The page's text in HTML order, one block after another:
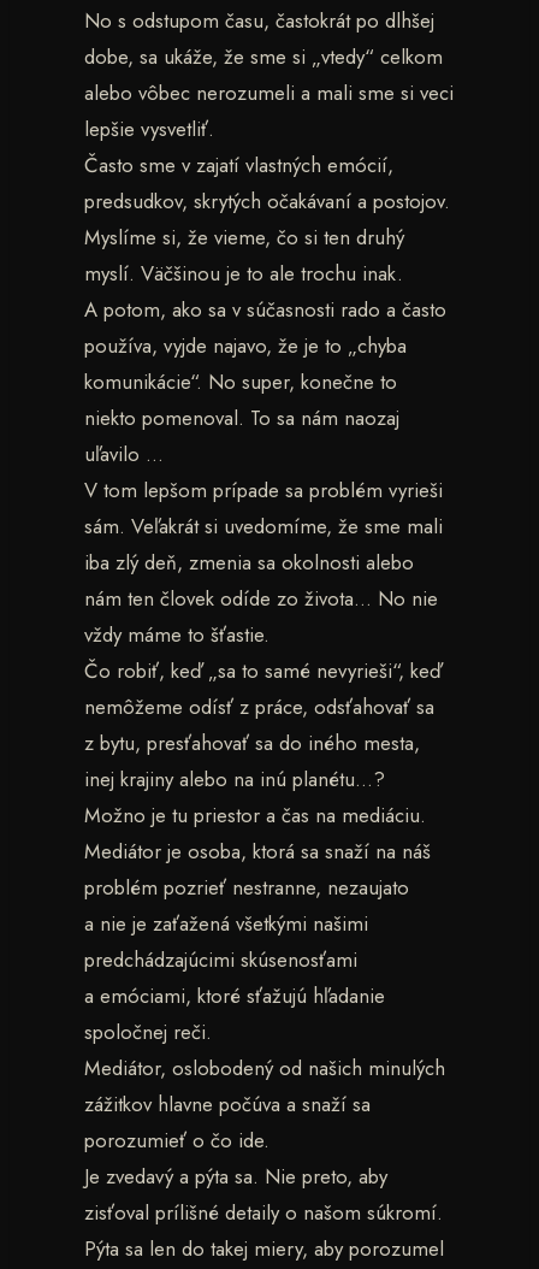
No s odstupom času, častokrát po dlhšej
dobe, sa ukáže, že sme si „vtedy“ celkom
alebo vôbec nerozumeli a mali sme si veci
lepšie vysvetliť.
Často sme v zajatí vlastných emócií,
predsudkov, skrytých očakávaní a postojov.
Myslíme si, že vieme, čo si ten druhý
myslí. Väčšinou je to ale trochu inak.
A potom, ako sa v súčasnosti rado a často
používa, vyjde najavo, že je to „chyba
komunikácie“. No super, konečne to
niekto pomenoval. To sa nám naozaj
uľavilo …
V tom lepšom prípade sa problém vyrieši
sám. Veľakrát si uvedomíme, že sme mali
iba zlý deň, zmenia sa okolnosti alebo
nám ten človek odíde zo života… No nie
vždy máme to šťastie.
Čo robiť, keď „sa to samé nevyrieši“, keď
nemôžeme odísť z práce, odsťahovať sa
z bytu, presťahovať sa do iného mesta,
inej krajiny alebo na inú planétu…?
Možno je tu priestor a čas na mediáciu.
Mediátor je osoba, ktorá sa snaží na náš
problém pozrieť nestranne, nezaujato
a nie je zaťažená všetkými našimi
predchádzajúcimi skúsenosťami
a emóciami, ktoré sťažujú hľadanie
spoločnej reči.
Mediátor, oslobodený od našich minulých
zážitkov hlavne počúva a snaží sa
porozumieť o čo ide.
Je zvedavý a pýta sa. Nie preto, aby
zisťoval prílišné detaily o našom súkromí.
Pýta sa len do takej miery, aby porozumel